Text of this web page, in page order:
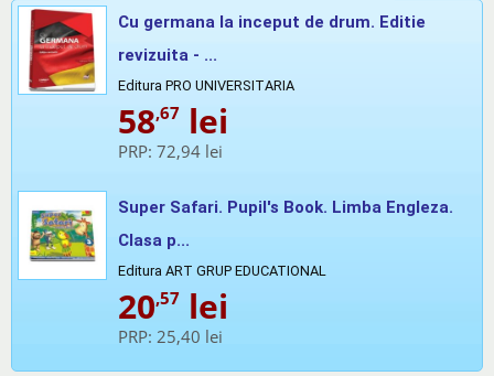
Cu germana la inceput de drum. Editie
revizuita - ...
Editura PRO UNIVERSITARIA
58,67 lei
PRP: 72,94 lei
Super Safari. Pupil's Book. Limba Engleza.
Clasa p...
Editura ART GRUP EDUCATIONAL
20,57 lei
PRP: 25,40 lei